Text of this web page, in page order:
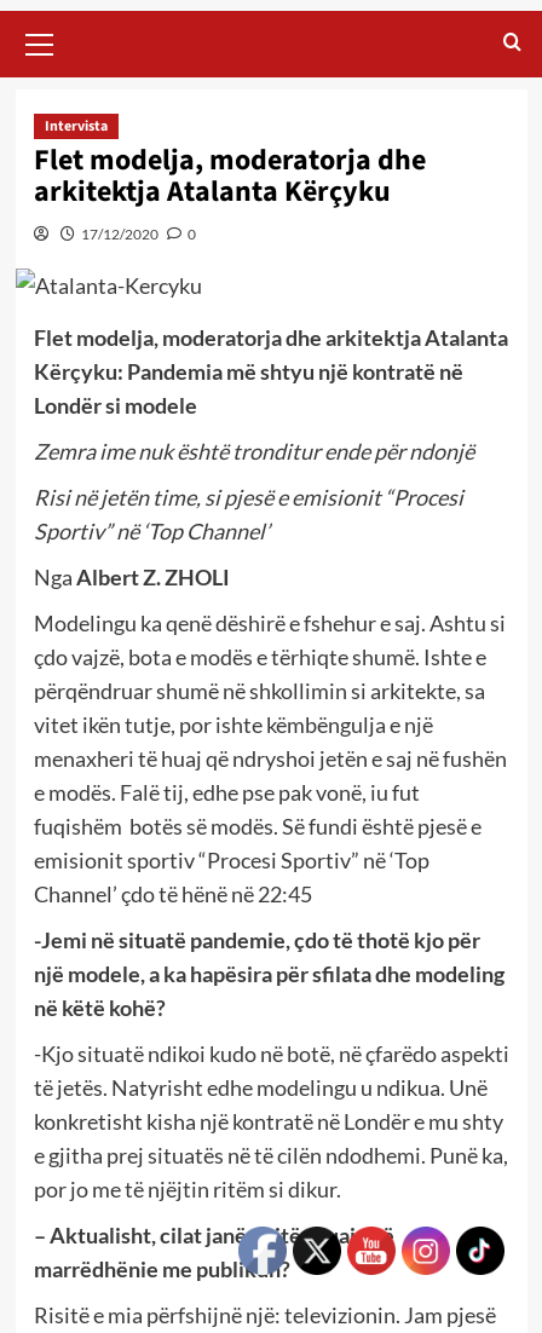
Menu
Intervista
Flet modelja, moderatorja dhe
arkitektja Atalanta Kërçyku
17/12/2020 0
Flet modelja, moderatorja dhe arkitektja Atalanta
Kërçyku: Pandemia më shtyu një kontratë në
Londër si modele
Zemra ime nuk është tronditur ende për ndonjë
Risi në jetën time, si pjesë e emisionit “Procesi
Sportiv” në ‘Top Channel’
NgaAlbert Z. ZHOLI
Modelingu ka qenë dëshirë e fshehur e saj. Ashtu si
çdo vajzë, bota e modës e tërhiqte shumë. Ishte e
përqëndruar shumë në shkollimin si arkitekte, sa
vitet ikën tutje, por ishte këmbëngulja e një
menaxheri të huaj që ndryshoi jetën e saj në fushën
e modës. Falë tij, edhe pse pak vonë, iu fut
fuqishëm botës së modës. Së fundi është pjesë e
emisionit sportiv “Procesi Sportiv” në ‘Top
Channel’ çdo të hënë në 22:45
-Jemi në situatë pandemie, çdo të thotë kjo për
një modele, a ka hapësira për sfilata dhe modeling
në këtë kohë?
-Kjo situatë ndikoi kudo në botë, në çfarëdo aspekti
të jetës. Natyrisht edhe modelingu u ndikua. Unë
konkretisht kisha një kontratë në Londër e mu shty
e gjitha prej situatës në të cilën ndodhemi. Punë ka,
por jo me të njëjtin ritëm si dikur.
– Aktualisht, cilat janë risitë e juaja në
marrëdhënie me publikun?
Risitë e mia përfshijnë një: televizionin. Jam pjesë